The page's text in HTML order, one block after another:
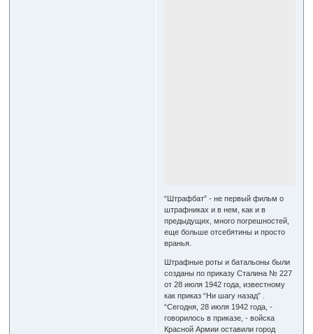
“Штрафбат” - не первый фильм о
штрафниках и в нем, как и в
предыдущих, много погрешностей,
еще больше отсебятины и просто
вранья.
Штрафные роты и батальоны были
созданы по приказу Сталина № 227
от 28 июля 1942 года, известному
как приказ “Ни шагу назад” .
“Сегодня, 28 июля 1942 года, -
говорилось в приказе, - войска
Красной Армии оставили город